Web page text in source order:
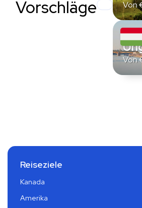
Vorschläge
Von
Von
Reiseziele
Kanada
Amerika